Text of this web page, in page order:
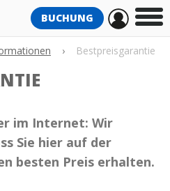
BUCHUNG
› Bestpreisgarantie
im Internet: Wir
Sie hier auf der
besten Preis erhalten.